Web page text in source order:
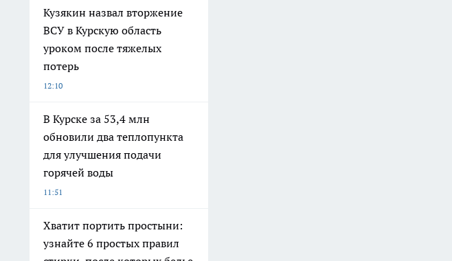
Кузякин назвал вторжение
ВСУ в Курскую область
уроком после тяжелых
потерь
12:10
В Курске за 53,4 млн
обновили два теплопункта
для улучшения подачи
горячей воды
11:51
Хватит портить простыни:
узнайте 6 простых правил